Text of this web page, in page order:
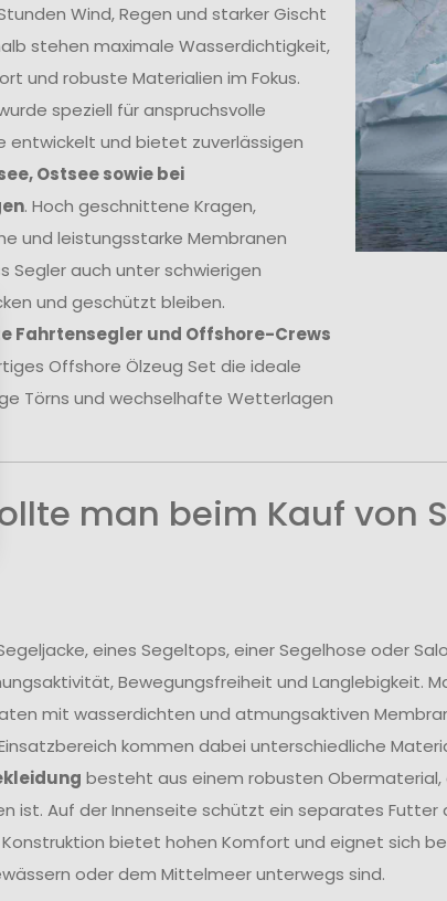
Wind, Regen und starker Gischt
stehen maximale Wasserdichtigkeit,
und robuste Materialien im Fokus.
speziell für anspruchsvolle
entwickelt und bietet zuverlässigen
Ostsee sowie bei
. Hoch geschnittene Kragen,
und leistungsstarke Membranen
Segler auch unter schwierigen
und geschützt bleiben.
Fahrtensegler und Offshore-Crews
Offshore Ölzeug Set die ideale
Törns und wechselhafte Wetterlagen
man beim Kauf von
eines Segeltops, einer Segelhose oder
Bewegungsfreiheit und Langlebigkeit.
mit wasserdichten und atmungsaktiven
kommen dabei unterschiedliche
besteht aus einem robusten
ist. Auf der Innenseite schützt ein separates
Konstruktion bietet hohen Komfort und eignet sich
oder dem Mittelmeer unterwegs sind.